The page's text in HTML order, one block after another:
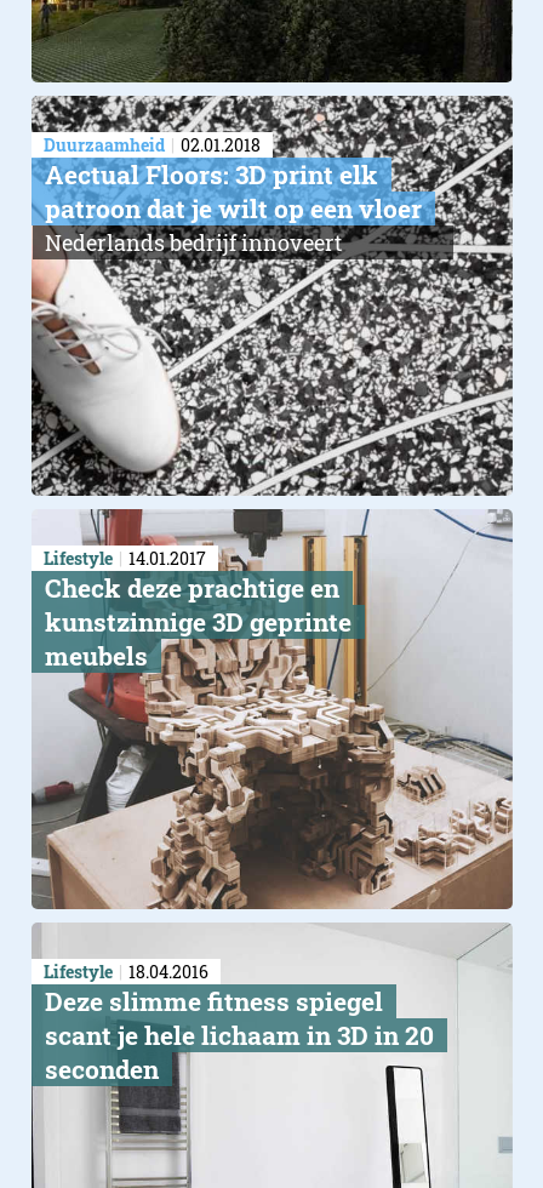
Duurzaamheid 02.01.2018
Aectual Floors: 3D print elk
patroon dat je wilt op een vloer
Nederlands bedrijf innoveert
Lifestyle 14.01.2017
Check deze prachtige en
kunstzinnige 3D geprinte
meubels
Lifestyle 18.04.2016
Deze slimme fitness spiegel
scant je hele lichaam in 3D in 20
seconden